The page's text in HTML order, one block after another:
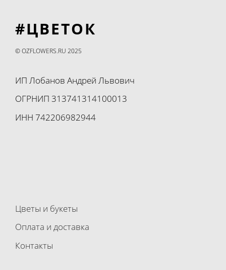
#ЦВЕТОК
© OZFLOWERS.RU 2025
ИП Лобанов Андрей Львович
ОГРНИП 313741314100013
ИНН 742206982944
Цветы и букеты
Оплата и доставка
Контакты